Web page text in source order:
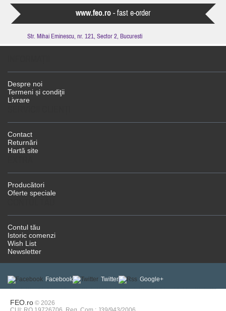
www.feo.ro - fast e-order
Str. Mihai Eminescu, nr. 121, Sector 2, Bucuresti
Despre noi
Termeni și condiţii
Livrare
Contact
Returnări
Hartă site
Producători
Oferte speciale
Contul tău
Istoric comenzi
Wish List
Newsletter
Facebook Twitter Google+
FEO.ro © 2026